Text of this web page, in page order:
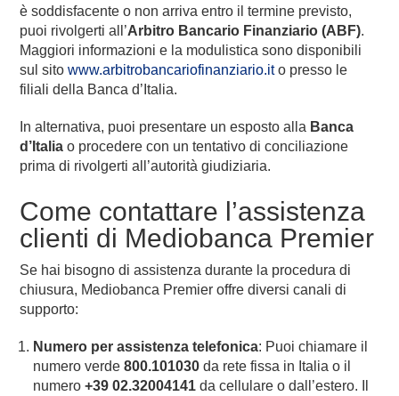
è soddisfacente o non arriva entro il termine previsto,
puoi rivolgerti all’Arbitro Bancario Finanziario (ABF).
Maggiori informazioni e la modulistica sono disponibili
sul sitowww.arbitrobancariofinanziario.ito presso le
filiali della Banca d’Italia.
In alternativa, puoi presentare un esposto alla Banca
d’Italia o procedere con un tentativo di conciliazione
prima di rivolgerti all’autorità giudiziaria.
Come contattare l’assistenza
clienti di Mediobanca Premier
Se hai bisogno di assistenza durante la procedura di
chiusura, Mediobanca Premier offre diversi canali di
supporto:
Numero per assistenza telefonica: Puoi chiamare il
numero verde800.101030da rete fissa in Italia o il
numero+39 02.32004141 da cellulare o dall’estero. Il